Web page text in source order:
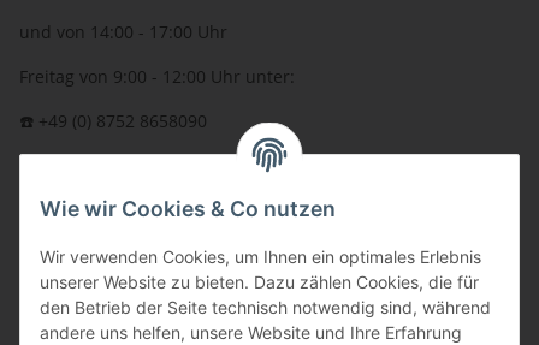
und von 14:00 - 17:00 Uhr
Freitag von 9:00 - 12:00 Uhr unter:
☎️ +49 (0) 8752 8658090
oder über unserKontaktformular
BFT - Autorisierter Fachhändler
Wie wir Cookies & Co nutzen
Wir verwenden Cookies, um Ihnen ein optimales Erlebnis
unserer Website zu bieten. Dazu zählen Cookies, die für
den Betrieb der Seite technisch notwendig sind, während
andere uns helfen, unsere Website und Ihre Erfahrung